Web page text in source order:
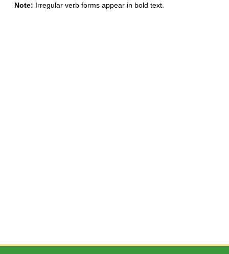
Note: Irregular verb forms appear in bold text.